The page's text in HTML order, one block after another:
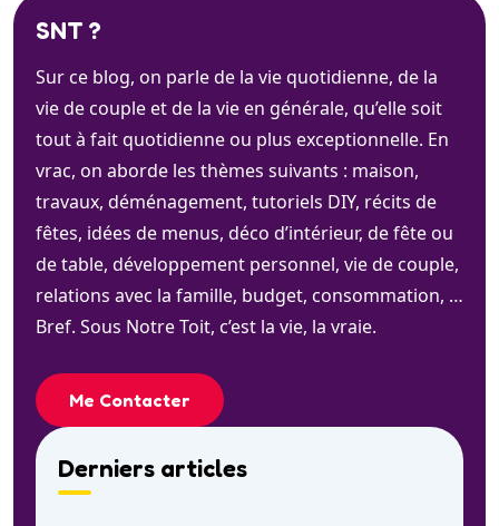
SNT ?
Sur ce blog, on parle de la vie quotidienne, de la
vie de couple et de la vie en générale, qu’elle soit
tout à fait quotidienne ou plus exceptionnelle. En
vrac, on aborde les thèmes suivants : maison,
travaux, déménagement, tutoriels DIY, récits de
fêtes, idées de menus, déco d’intérieur, de fête ou
de table, développement personnel, vie de couple,
relations avec la famille, budget, consommation, …
Bref. Sous Notre Toit, c’est la vie, la vraie.
Me Contacter
Derniers articles